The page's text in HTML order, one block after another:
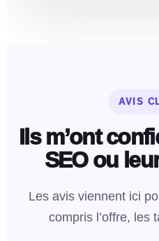
AVIS
Ils m’ont
SEO ou
Les avis viennent ici
compris l’offre, les